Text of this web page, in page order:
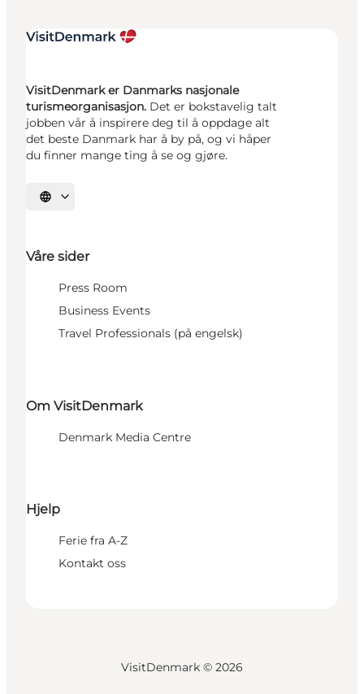
VisitDenmark er Danmarks nasjonale
turismeorganisasjon. Det er bokstavelig talt
jobben vår å inspirere deg til å oppdage alt
det beste Danmark har å by på, og vi håper
du finner mange ting å se og gjøre.
Velg språk
Våre sider
Press Room
Business Events
Travel Professionals (på engelsk)
Om VisitDenmark
Denmark Media Centre
Hjelp
Ferie fra A-Z
Kontakt oss
VisitDenmark © 2026